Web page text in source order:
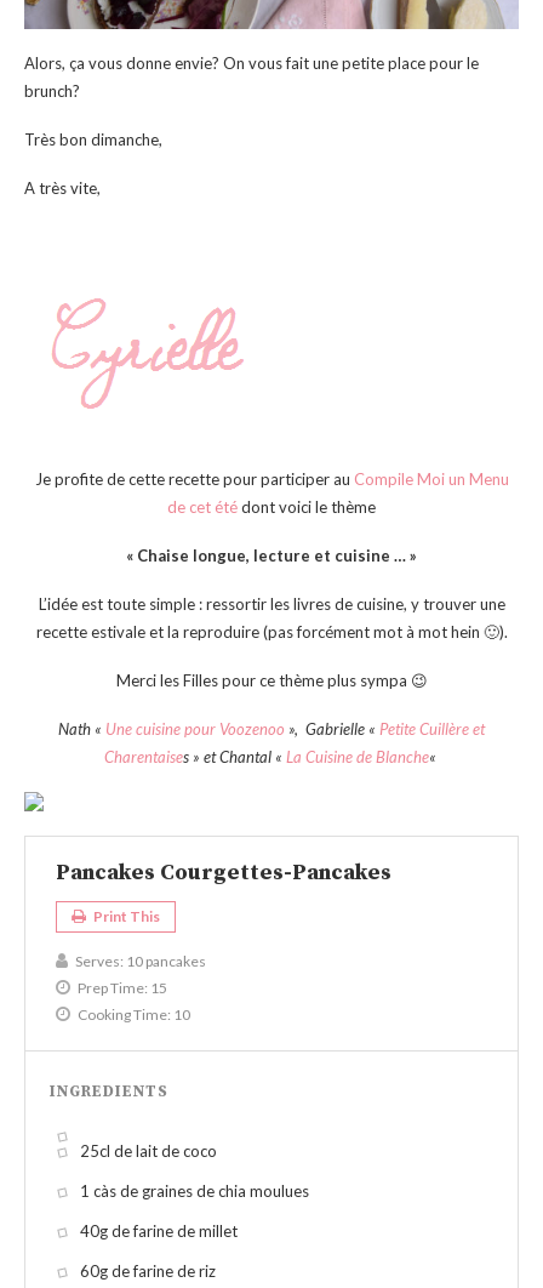
Alors, ça vous donne envie? On vous fait une petite place pour le
brunch?
Très bon dimanche,
A très vite,
Je profite de cette recette pour participer au Compile Moi un Menu
de cet étédont voici le thème
« Chaise longue, lecture et cuisine … »
L’idée est toute simple : ressortir les livres de cuisine, y trouver une
recette estivale et la reproduire (pas forcément mot à mot hein 🙂).
Merci les Filles pour ce thème plus sympa 😉
Nath « Une cuisine pour Voozenoo », Gabrielle « Petite Cuillère et
Charentaises » et Chantal « La Cuisine de Blanche«
Pancakes Courgettes-Pancakes
Print This
Serves: 10 pancakes
Prep Time: 15
Cooking Time: 10
INGREDIENTS
25cl de lait de coco
1 càs de graines de chia moulues
40g de farine de millet
60g de farine de riz